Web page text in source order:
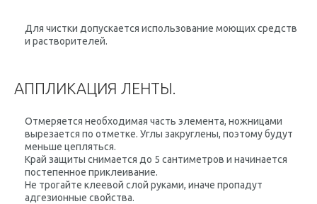
Для чистки допускается использование моющих средств
и растворителей.
АППЛИКАЦИЯ ЛЕНТЫ.
Отмеряется необходимая часть элемента, ножницами
вырезается по отметке. Углы закруглены, поэтому будут
меньше цепляться.
Край защиты снимается до 5 сантиметров и начинается
постепенное приклеивание.
Не трогайте клеевой слой руками, иначе пропадут
адгезионные свойства.